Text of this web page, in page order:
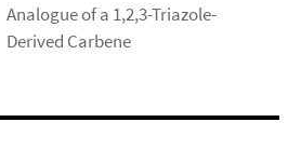
Analogue of a 1,2,3-Triazole-
Derived Carbene